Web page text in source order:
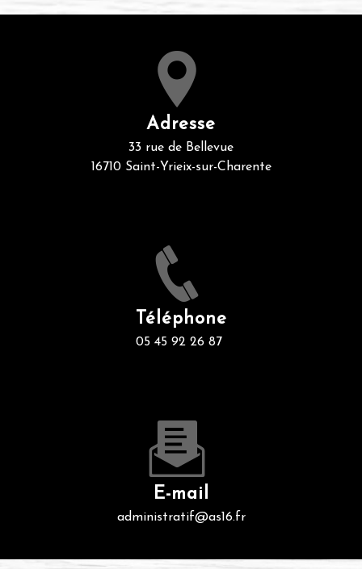
Adresse
33 rue de Bellevue
16710 Saint-Yrieix-sur-Charente
Téléphone
05 45 92 26 87
E-mail
administratif@as16.fr